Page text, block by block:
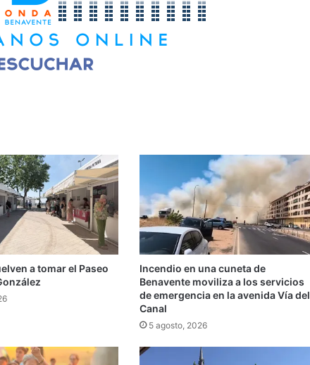
a tomar el Paseo
Incendio en una cuneta de
Benavente moviliza a los servicios
de emergencia en la avenida Vía del
Canal
5 agosto, 2026